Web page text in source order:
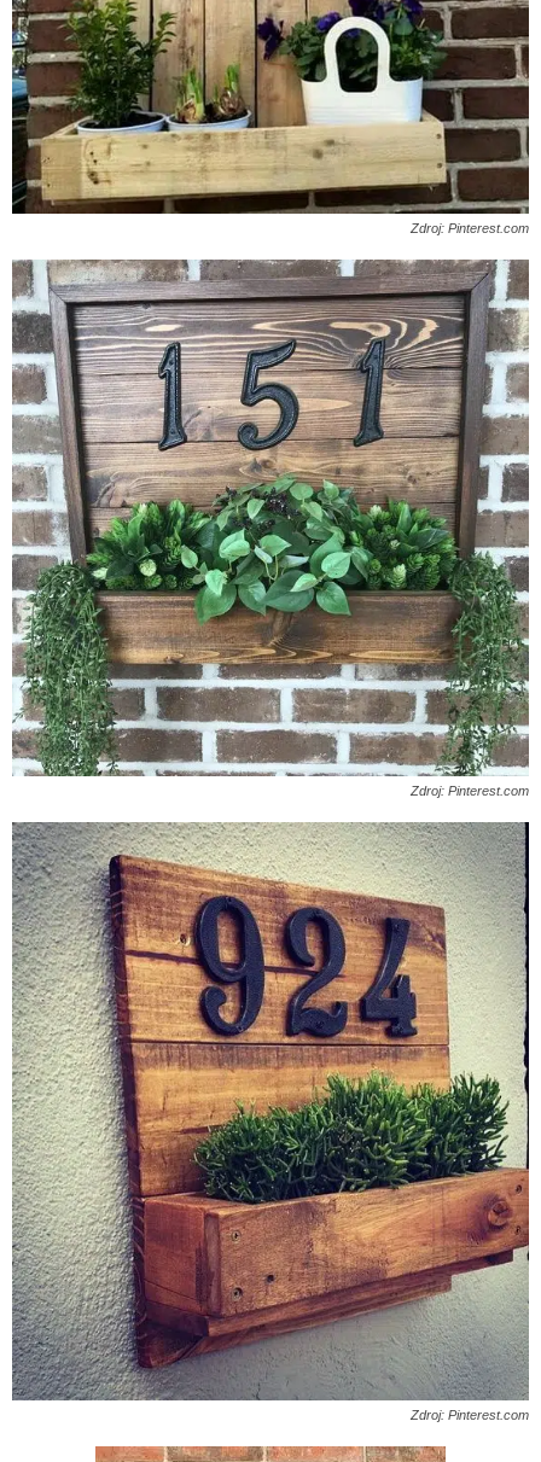
Zdroj: Pinterest.com
Zdroj: Pinterest.com
Zdroj: Pinterest.com